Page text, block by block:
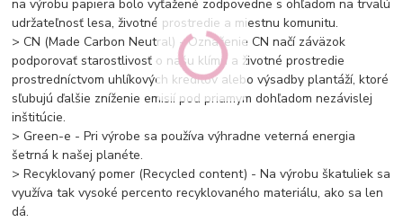
na výrobu papiera bolo vyťažené zodpovedne s ohľadom na trvalú
udržateľnosť lesa, životné prostredie a miestnu komunitu.
> CN (Made Carbon Neutral) - Označenie CN načí záväzok
podporovať starostlivosť o našu klímu a životné prostredie
prostredníctvom uhlíkových kreditov alebo výsadby plantáží, ktoré
sľubujú ďalšie zníženie emisií pod priamym dohľadom nezávislej
inštitúcie.
> Green-e - Pri výrobe sa používa výhradne veterná energia
šetrná k našej planéte.
> Recyklovaný pomer (Recycled content) - Na výrobu škatuliek sa
využíva tak vysoké percento recyklovaného materiálu, ako sa len
dá.